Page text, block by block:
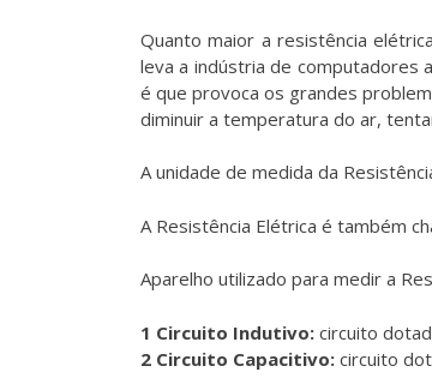
Quanto maior a resistência
leva a indústria de computadores
é que provoca os grandes
diminuir a temperatura do ar,
A unidade de medida da
A Resistência Elétrica é também
Aparelho utilizado para medir a
1 Circuito Indutivo: circuito
2 Circuito Capacitivo: circuito